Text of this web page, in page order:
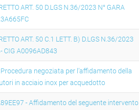
ART. 50 D.LGS N.36/2023 N° GARA
ART. 50 C.1 LETT. B) D.LGS N.36/2023
CIG A0096AD843
negoziata per l’affidamento della
in acciaio inox per acquedotto
- Affidamento del seguente intervento